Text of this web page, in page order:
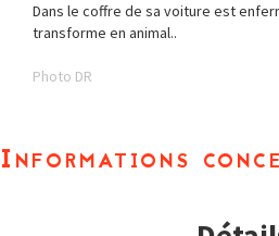
Dans le coffre de sa voiture est
transforme en animal..
Photo DR
Informations